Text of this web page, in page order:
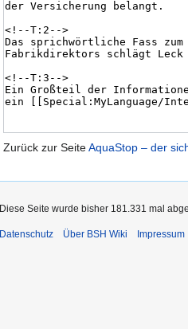
Zurück zur SeiteAquaStop – der
Diese Seite wurde bisher 181.331 mal
Datenschutz Über BSH Wiki Impressum